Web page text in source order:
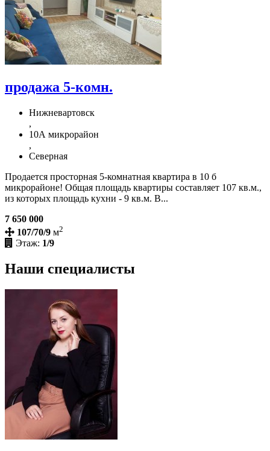
продажа 5-комн.
Нижневартовск
,
10А микрорайон
,
Северная
Продается просторная 5-комнатная квартира в 10 б
микрорайоне! Общая площадь квартиры составляет 107 кв.м.,
из которых площадь кухни - 9 кв.м. В...
7 650 000
107/70/9 м2
Этаж: 1/9
Наши специалисты